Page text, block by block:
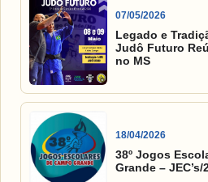
07/05/2026
Legado e
Judô Futuro
no MS
18/04/2026
38º Jogos
Grande – JEC’s/